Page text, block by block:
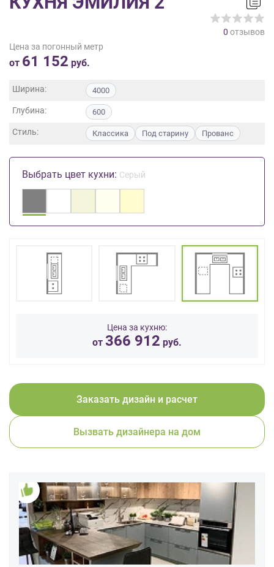
0 отзывов
Цена за погонный метр
от 61 152 руб.
Ширина: 4000
Глубина: 600
Стиль: Классика Под старину Прованс
Выбрать цвет кухни: Серый
Цена за кухню:
от 366 912 руб.
Заказать дизайн и расчет
Вызвать дизайнера на дом
данных ,
Согласие
обработку
данных
порядке
условиях
персональных